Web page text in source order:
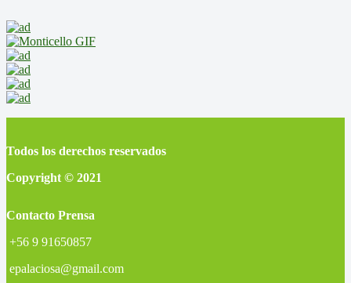
Todos los derechos reservados
Copyright © 2021
Contacto Prensa
+56 9 91650857
epalaciosa@gmail.com